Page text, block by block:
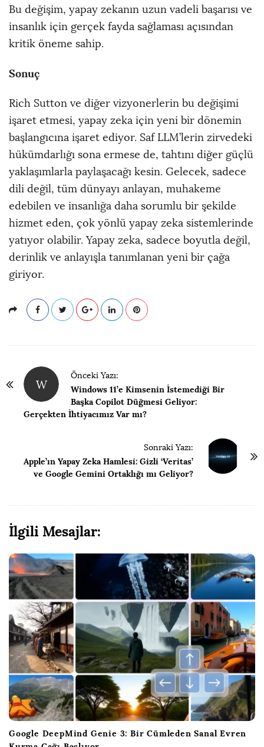
Bu değişim, yapay zekanın uzun vadeli başarısı ve
insanlık için gerçek fayda sağlaması açısından
kritik öneme sahip.
Sonuç
Rich Sutton ve diğer vizyonerlerin bu değişimi
işaret etmesi, yapay zeka için yeni bir dönemin
başlangıcına işaret ediyor. Saf LLM’lerin zirvedeki
hükümdarlığı sona ermese de, tahtını diğer güçlü
yaklaşımlarla paylaşacağı kesin. Gelecek, sadece
dili değil, tüm dünyayı anlayan, muhakeme
edebilen ve insanlığa daha sorumlu bir şekilde
hizmet eden, çok yönlü yapay zeka sistemlerinde
yatıyor olabilir. Yapay zeka, sadece boyutla değil,
derinlik ve anlayışla tanımlanan yeni bir çağa
giriyor.
a
N
W
Önceki Yazı:
Windows 11’e Kimsenin İstemediği Bir
Başka Copilot Düğmesi Geliyor:
Gerçekten İhtiyacımız Var mı?
Sonraki Yazı:
Apple’ın Yapay Zeka Hamlesi: Gizli ‘Veritas’
ve Google Gemini Ortaklığı mı Geliyor?
İlgili Mesajlar:
Google DeepMind Genie 3: Bir Cümleden Sanal Evren